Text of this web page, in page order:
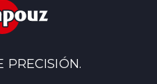
PRECISIÓN.